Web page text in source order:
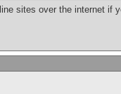
sites over the internet